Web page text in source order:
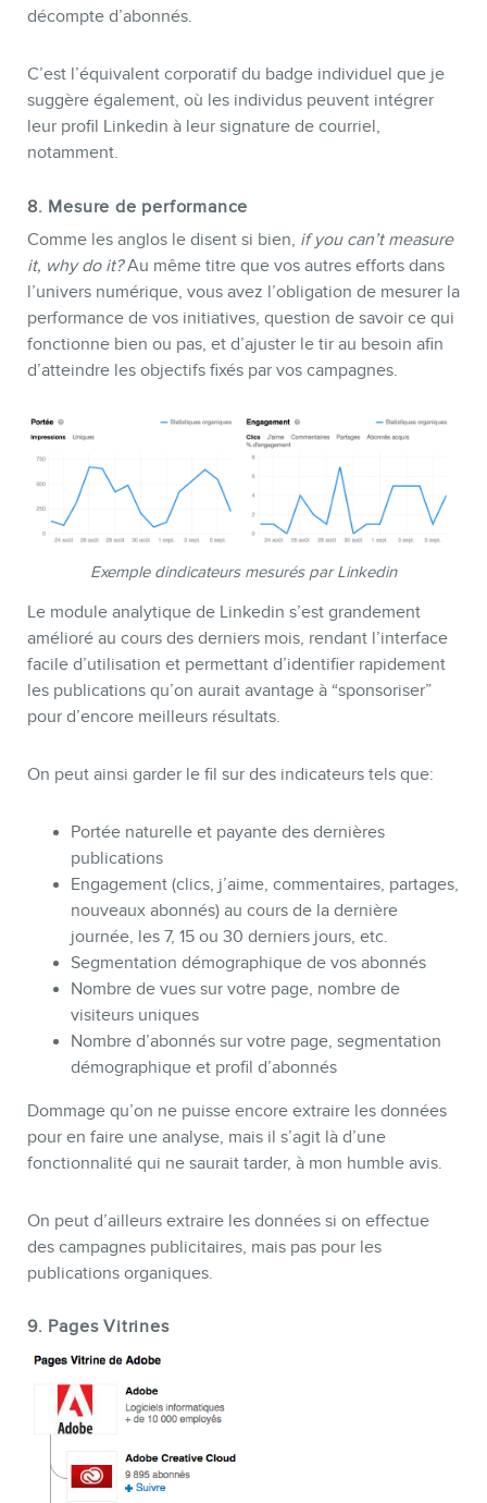
décompte d’abonnés.
C’est l’équivalent corporatif du badge individuel que je
suggère également, où les individus peuvent intégrer
leur profil Linkedin à leur signature de courriel,
notamment.
8. Mesure de performance
Comme les anglos le disent si bien, if you can’t measure
it, why do it?Au même titre que vos autres efforts dans
l’univers numérique, vous avez l’obligation de mesurer la
performance de vos initiatives, question de savoir ce qui
fonctionne bien ou pas, et d’ajuster le tir au besoin afin
d’atteindre les objectifs fixés par vos campagnes.
Exemple dindicateurs mesurés par Linkedin
Le module analytique de Linkedin s’est grandement
amélioré au cours des derniers mois, rendant l’interface
facile d’utilisation et permettant d’identifier rapidement
les publications qu’on aurait avantage à “sponsoriser”
pour d’encore meilleurs résultats.
On peut ainsi garder le fil sur des indicateurs tels que:
Portée naturelle et payante des dernières
publications
Engagement (clics, j’aime, commentaires, partages,
nouveaux abonnés) au cours de la dernière
journée, les 7, 15 ou 30 derniers jours, etc.
Segmentation démographique de vos abonnés
Nombre de vues sur votre page, nombre de
visiteurs uniques
Nombre d’abonnés sur votre page, segmentation
démographique et profil d’abonnés
Dommage qu’on ne puisse encore extraire les données
pour en faire une analyse, mais il s’agit là d’une
fonctionnalité qui ne saurait tarder, à mon humble avis.
On peut d’ailleurs extraire les données si on effectue
des campagnes publicitaires, mais pas pour les
publications organiques.
9. Pages Vitrines